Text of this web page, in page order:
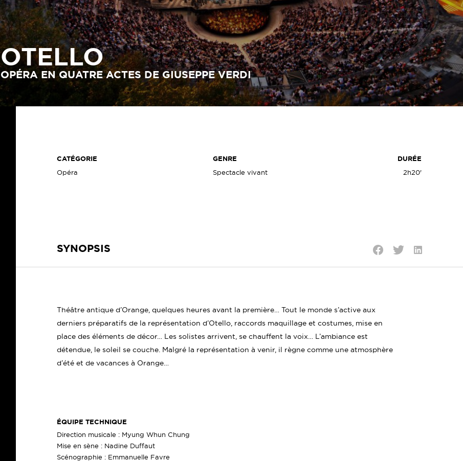
OTELLO
OPÉRA EN QUATRE ACTES DE GIUSEPPE VERDI
CATÉGORIE
Opéra
GENRE
Spectacle vivant
DURÉE
2h20'
SYNOPSIS
Théâtre antique d’Orange, quelques heures avant la première… Tout le monde s’active aux
derniers préparatifs de la représentation d’Otello, raccords maquillage et costumes, mise en
place des éléments de décor… Les solistes arrivent, se chauffent la voix… L’ambiance est
détendue, le soleil se couche. Malgré la représentation à venir, il règne comme une atmosphère
d’été et de vacances à Orange…
ÉQUIPE TECHNIQUE
Direction musicale : Myung Whun Chung
Mise en sène : Nadine Duffaut
Scénographie : Emmanuelle Favre